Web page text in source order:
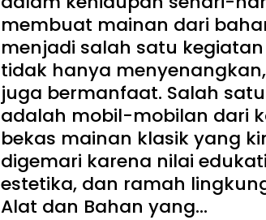
membuat mainan dari
menjadi salah satu
tidak hanya
juga bermanfaat. Salah
adalah mobil-mobilan dari
bekas mainan klasik yang
digemari karena nilai
estetika, dan ramah
Alat dan Bahan yang…